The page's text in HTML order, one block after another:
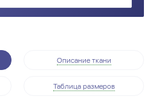
Описание ткани
Таблица размеров